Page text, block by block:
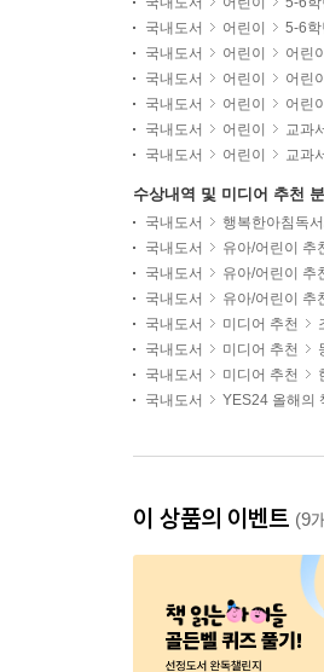
국내도서
어린이 5-6학
국내도서
어린이 어린
국내도서
어린이 어린
국내도서
어린이 어린
국내도서
어린이 교과
국내도서
어린이 교과
수상내역 및 미디어 추천
국내도서 행복한아침독
국내도서
유아/어린이 추
국내도서
유아/어린이 추
국내도서
유아/어린이 추
국내도서
미디어 추천
국내도서
미디어 추천
국내도서
미디어 추천
국내도서
YES24 올해의
이 상품의 이벤트 (9